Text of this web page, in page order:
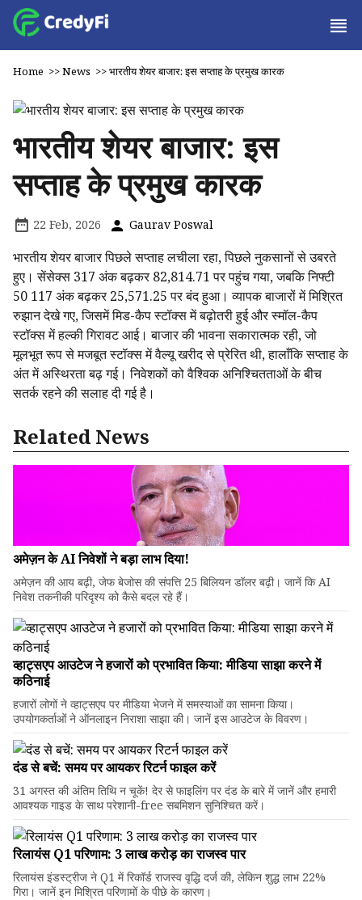
Home >>News >>भारतीय शेयर बाजार: इस सप्ताह के प्रमुख कारक
भारतीय शेयर बाजार: इस
सप्ताह के प्रमुख कारक
22 Feb, 2026 Gaurav Poswal
भारतीय शेयर बाजार पिछले सप्ताह लचीला रहा, पिछले नुकसानों से उबरते
हुए। सेंसेक्स 317 अंक बढ़कर 82,814.71 पर पहुंच गया, जबकि निफ्टी
50 117 अंक बढ़कर 25,571.25 पर बंद हुआ। व्यापक बाजारों में मिश्रित
रुझान देखे गए, जिसमें मिड-कैप स्टॉक्स में बढ़ोतरी हुई और स्मॉल-कैप
स्टॉक्स में हल्की गिरावट आई। बाजार की भावना सकारात्मक रही, जो
मूलभूत रूप से मजबूत स्टॉक्स में वैल्यू खरीद से प्रेरित थी, हालाँकि सप्ताह के
अंत में अस्थिरता बढ़ गई। निवेशकों को वैश्विक अनिश्चितताओं के बीच
सतर्क रहने की सलाह दी गई है।
Related News
अमेज़न के AI निवेशों ने बड़ा लाभ दिया!
अमेज़न की आय बढ़ी, जेफ बेजोस की संपत्ति 25 बिलियन डॉलर बढ़ी। जानें कि AI
निवेश तकनीकी परिदृश्य को कैसे बदल रहे हैं।
व्हाट्सएप आउटेज ने हजारों को प्रभावित किया: मीडिया साझा करने में
कठिनाई
हजारों लोगों ने व्हाट्सएप पर मीडिया भेजने में समस्याओं का सामना किया।
उपयोगकर्ताओं ने ऑनलाइन निराशा साझा की। जानें इस आउटेज के विवरण।
दंड से बचें: समय पर आयकर रिटर्न फाइल करें
31 अगस्त की अंतिम तिथि न चूकें! देर से फाइलिंग पर दंड के बारे में जानें और हमारी
आवश्यक गाइड के साथ परेशानी-free सबमिशन सुनिश्चित करें।
रिलायंस Q1 परिणाम: ₹3 लाख करोड़ का राजस्व पार
रिलायंस इंडस्ट्रीज ने Q1 में रिकॉर्ड राजस्व वृद्धि दर्ज की, लेकिन शुद्ध लाभ 22%
गिरा। जानें इन मिश्रित परिणामों के पीछे के कारण।